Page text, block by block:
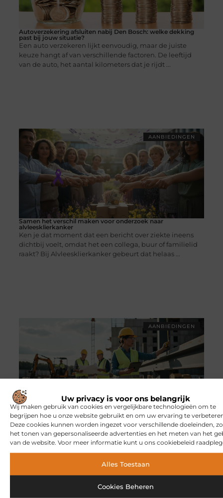
Uw privacy is voor ons belangrijk
Wij maken gebruik van cookies en vergelijkbare technologieën om te
begrijpen hoe u onze website gebruikt en om uw ervaring te
Deze cookies kunnen worden ingezet voor verschillende doeleinden,
het tonen van gepersonaliseerde advertenties en het meten van het
van de website. Voor meer informatie kunt u ons cookiebeleid
Alles Toestaan
Cookies Beheren
Autoverzekering afsluiten nabij Den Bosch: welke dekking
past bij jouw situatie?
Een auto verzekeren lijkt eenvoudig, maar de juiste
keuze hangt af van verschillende factoren. De leeftijd
van de auto, het aantal kilometers dat je rijdt ...
AANBIEDINGEN
Samen het verschil maken voor onderzoek naar
alvleesklierkanker
Ken je dat moment dat een bericht over ziekte ineens
dichtbij voelt, omdat het een collega, buur of familielid
raakt? Bij Alvleesklierkanker gebeurt dat helaas ...
AANBIEDINGEN
Pak je kans als werkvoorbereider en ontdek hoe veelzijdig de
bouw kan zijn
Sta je aan het begin van een nieuwe stap in je loopbaan
en vraag je je af waar je echt impact kunt maken op
projecten ...